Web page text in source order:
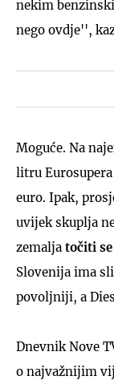
nekim
nego ovdje'',
Moguće. Na
litru
euro. Ipak,
uvijek skuplja
zemalja točiti
Slovenija ima
povoljniji, a
Dnevnik Nove
o najvažnijim